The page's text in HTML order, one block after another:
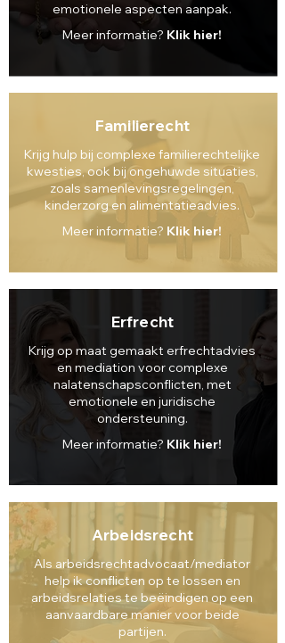
emotionele aspecten aanpak.
Meer informatie? Klik hier!
Familierecht
Krijg hulp bij complexe familierechtelijke
kwesties, ook bij ongehuwde situaties,
zoals samenlevingsregelingen,
kinderzorg en alimentatieadvies.
Meer informatie? Klik hier!
Erfrecht
Krijg op maat gemaakt erfrechtadvies
en mediation voor complexe
nalatenschapsconflicten, met
emotionele en juridische
ondersteuning.
Meer informatie? Klik hier!
Arbeidsrecht
Als arbeidsrechtadvocaat/mediator
help ik conflicten op te lossen en
arbeidsrelaties te beëindigen op een
aanvaardbare manier voor beide
partijen.